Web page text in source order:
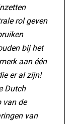
rol geven
bij het
aan één
er al zijn!
Dutch
van de
van